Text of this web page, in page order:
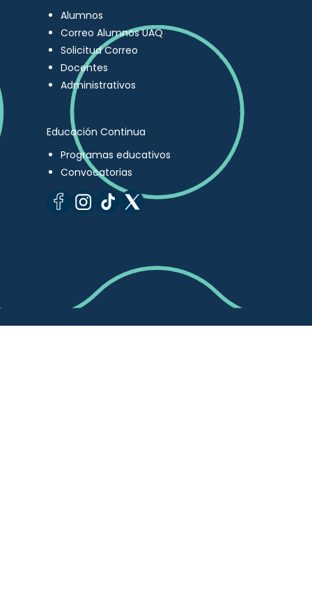
Alumnos
Correo Alumnos UAQ
Solicitud Correo
Docentes
Administrativos
Educación Continua
Programas educativos
Convocatorias